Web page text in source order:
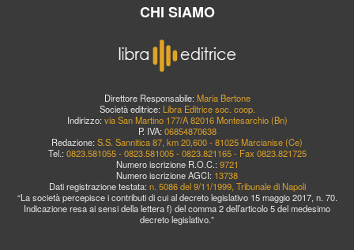
CHI SIAMO
Direttore Responsabile: Maria Bertone
Società editrice: Libra Editrice soc. coop.
Indirizzo: via San Martino 177/A 82016 Montesarchio (Bn)
P. IVA: 06854870638
Redazione: S.S. Sannitica 87, km 20,600 - 81025 Marcianise (Ce)
Tel.: 0823.581055 - 0823.581005 - 0823.821165 - Fax 0823.821725
Numero iscrizione R.O.C.: 9721
Numero iscrizione AGCI: 13738
Dati registrazione testata: n. 5086 del 9/11/1999, Tribunale di Napoli
“La società percepisce i contributi di cui al decreto legislativo 15 maggio 2017, n. 70.
Indicazione resa ai sensi della lettera f) del comma 2 dell’articolo 5 del medesimo
decreto legislativo.”